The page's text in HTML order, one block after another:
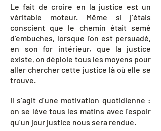
Le fait de croire en la justice est un
véritable moteur. Même si j’étais
conscient que le chemin était semé
d’embuches, lorsque l'on est persuadé,
en son for intérieur, que la justice
existe, on déploie tous les moyens pour
aller chercher cette justice là où elle se
trouve.
Il s’agit d’une motivation quotidienne :
on se lève tous les matins avec l’espoir
qu’un jour justice nous sera rendue.